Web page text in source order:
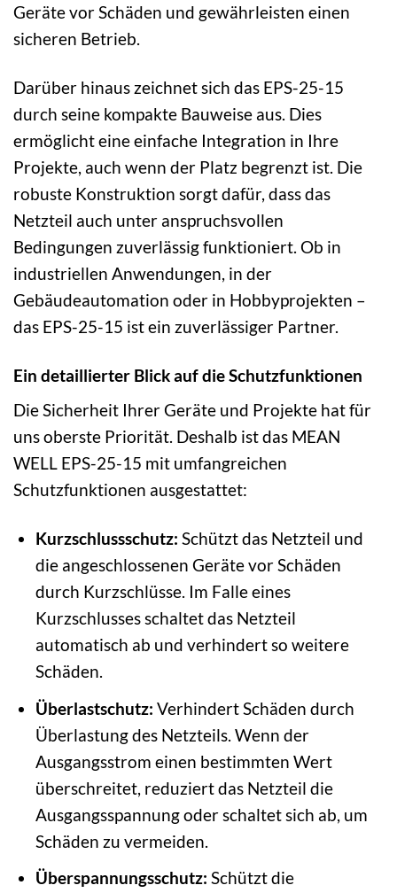
Geräte vor Schäden und gewährleisten einen
sicheren Betrieb.
Darüber hinaus zeichnet sich das EPS-25-15
durch seine kompakte Bauweise aus. Dies
ermöglicht eine einfache Integration in Ihre
Projekte, auch wenn der Platz begrenzt ist. Die
robuste Konstruktion sorgt dafür, dass das
Netzteil auch unter anspruchsvollen
Bedingungen zuverlässig funktioniert. Ob in
industriellen Anwendungen, in der
Gebäudeautomation oder in Hobbyprojekten –
das EPS-25-15 ist ein zuverlässiger Partner.
Ein detaillierter Blick auf die Schutzfunktionen
Die Sicherheit Ihrer Geräte und Projekte hat für
uns oberste Priorität. Deshalb ist das MEAN
WELL EPS-25-15 mit umfangreichen
Schutzfunktionen ausgestattet:
Kurzschlussschutz: Schützt das Netzteil und
die angeschlossenen Geräte vor Schäden
durch Kurzschlüsse. Im Falle eines
Kurzschlusses schaltet das Netzteil
automatisch ab und verhindert so weitere
Schäden.
Überlastschutz: Verhindert Schäden durch
Überlastung des Netzteils. Wenn der
Ausgangsstrom einen bestimmten Wert
überschreitet, reduziert das Netzteil die
Ausgangsspannung oder schaltet sich ab, um
Schäden zu vermeiden.
Überspannungsschutz: Schützt die